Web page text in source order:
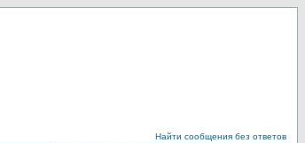
Найти сообщения без ответов